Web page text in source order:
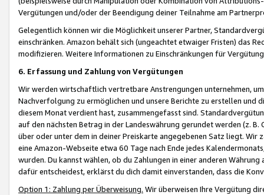
Vergütungen und/oder der Beendigung deiner Teilnahme am
Gelegentlich können wir die Möglichkeit unserer Partner,
einschränken. Amazon behält sich (ungeachtet etwaiger Fristen) das
modifizieren. Weitere Informationen zu Einschränkungen für
6. Erfassung und Zahlung von Vergütungen
Wir werden wirtschaftlich vertretbare Anstrengungen unternehmen,
Nachverfolgung zu ermöglichen und unsere Berichte zu erstellen und
diesem Monat verdient hast, zusammengefasst sind.
auf den nächsten Betrag in der Landeswährung gerundet werden (z.
über oder unter dem in deiner Preiskarte angegebenen Satz liegt.
eine Amazon-Webseite etwa 60 Tage nach Ende jedes
wurden. Du kannst wählen, ob du Zahlungen in einer anderen
dafür entscheidest, erklärst du dich damit einverstanden, dass die
Option 1: Zahlung per Überweisung. Wir überweisen Ihre Vergütung